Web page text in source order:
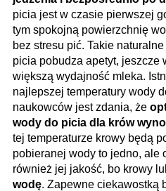
picia jest w czasie pierwszej
tym spokojną powierzchnię
bez stresu pić. Takie
picia pobudza apetyt, jeszcze
większą wydajność mleka.
najlepszej temperatury wody
naukowców jest zdania, że
wody do picia dla krów
tej temperaturze krowy będą
pobieranej wody to jedno, ale
również jej jakość, bo krowy
wodę. Zapewne ciekawostką